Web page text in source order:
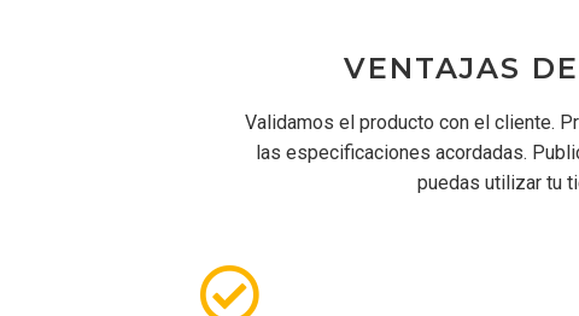
VENTAJAS
Validamos el producto con el cliente.
las especificaciones acordadas.
puedas utilizar tu